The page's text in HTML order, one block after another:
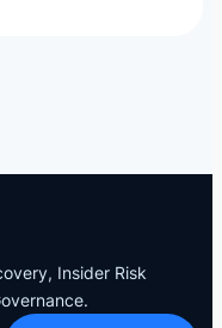
Insider Risk